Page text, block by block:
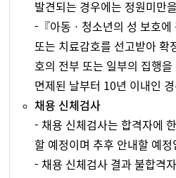
발견되는 경우에는 정원미만
-『아동ㆍ청소년의 성 보호에
또는 치료감호를 선고받아 확
호의 전부 또는 일부의 집행을
면제된 날부터 10년 이내인
채용 신체검사
- 채용 신체검사는 합격자에
할 예정이며 추후 안내할 예정
- 채용 신체검사 결과 불합격